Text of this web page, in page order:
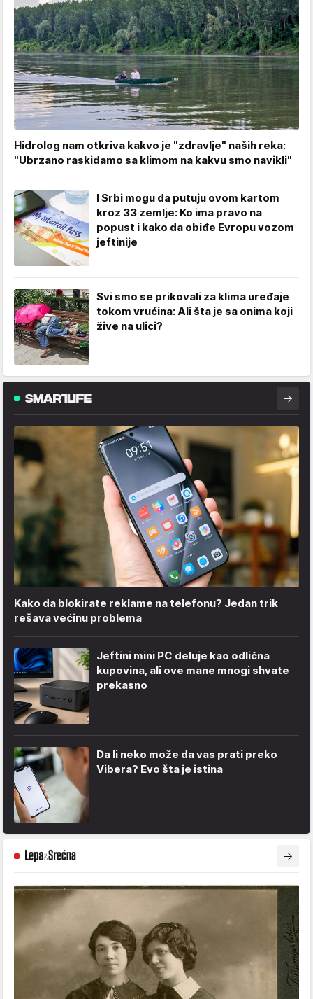
Hidrolog nam otkriva kakvo je "zdravlje" naših reka:
"Ubrzano raskidamo sa klimom na kakvu smo navikli"
I Srbi mogu da putuju ovom kartom
kroz 33 zemlje: Ko ima pravo na
popust i kako da obiđe Evropu vozom
jeftinije
Svi smo se prikovali za klima uređaje
tokom vrućina: Ali šta je sa onima koji
žive na ulici?
Kako da blokirate reklame na telefonu​? Jedan trik
rešava većinu problema
Jeftini mini PC deluje kao odlična
kupovina, ali ove mane mnogi shvate
prekasno
Da li neko može da vas prati preko
Vibera? Evo šta je istina